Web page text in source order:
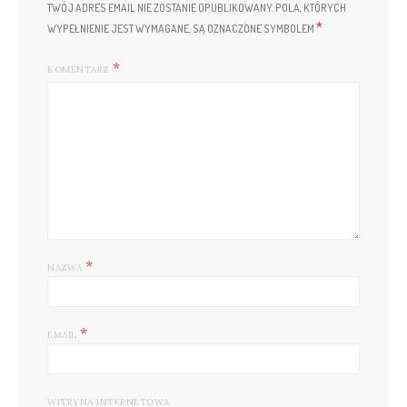
TWÓJ ADRES EMAIL NIE ZOSTANIE OPUBLIKOWANY. POLA, KTÓRYCH
WYPEŁNIENIE JEST WYMAGANE, SĄ OZNACZONE SYMBOLEM *
KOMENTARZ
NAZWA *
EMAIL *
WITRYNA INTERNETOWA